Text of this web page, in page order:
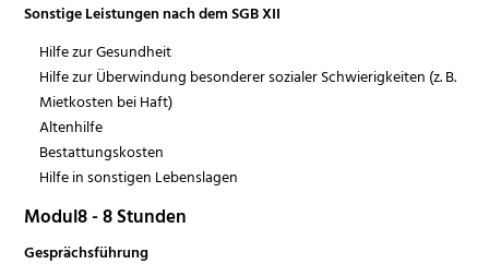
Sonstige Leistungen nach dem SGB XII
Hilfe zur Gesundheit
Hilfe zur Überwindung besonderer sozialer Schwierigkeiten (z. B.
Mietkosten bei Haft)
Altenhilfe
Bestattungskosten
Hilfe in sonstigen Lebenslagen
Modul8 - 8 Stunden
Gesprächsführung